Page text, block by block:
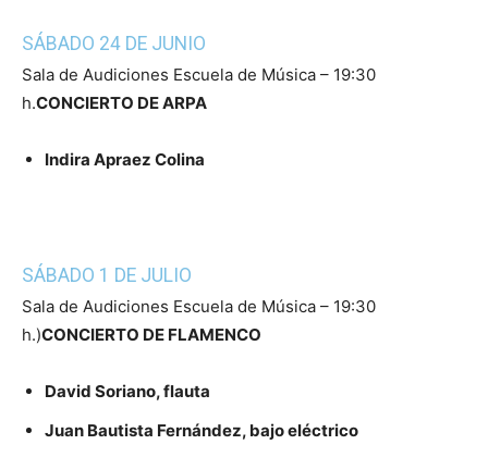
SÁBADO 24 DE JUNIO
Sala de Audiciones Escuela de Música – 19:30
h.CONCIERTO DE ARPA
Indira Apraez Colina
SÁBADO 1 DE JULIO
Sala de Audiciones Escuela de Música – 19:30
h.)CONCIERTO DE FLAMENCO
David Soriano, flauta
Juan Bautista Fernández, bajo eléctrico